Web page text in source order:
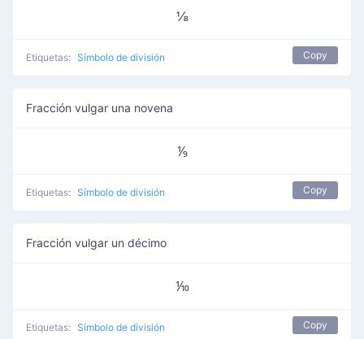
⅛
Etiquetas: Símbolo de división Copy
Fracción vulgar una novena
⅑
Etiquetas: Símbolo de división Copy
Fracción vulgar un décimo
⅒
Etiquetas: Símbolo de división Copy